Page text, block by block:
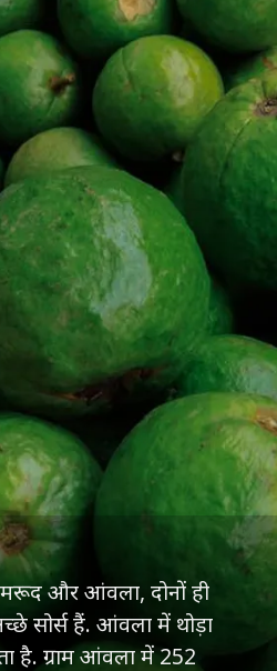
और आंवला, दोनों ही
सोर्स हैं. आंवला में थोड़ा
है. ग्राम आंवला में 252